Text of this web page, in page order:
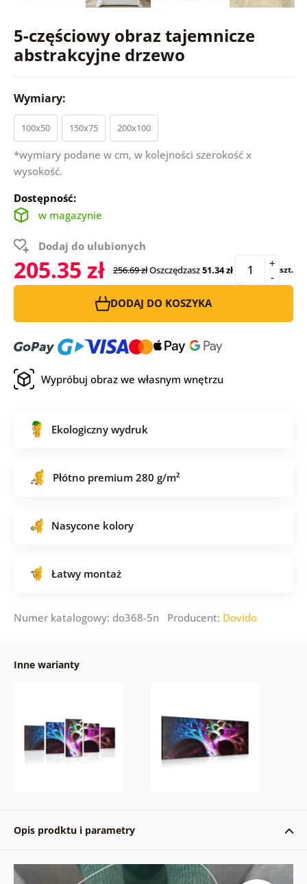
5-częściowy obraz tajemnicze
abstrakcyjne drzewo
Wymiary:
100x50 150x75 200x100
*wymiary podane w cm, w kolejności szerokość x
wysokość.
Dostępność:
w magazynie
Dodaj do ulubionych
205.35 zł 256.69 złOszczędzasz51.34 zł -
+ szt.
DODAJ DO KOSZYKA
Wypróbuj obraz we własnym wnętrzu
Ekologiczny wydruk
Płótno premium 280 g/m²
Nasycone kolory
Łatwy montaż
Numer katalogowy: do368-5n Producent: Dovido
Inne warianty
Opis prodktu i parametry